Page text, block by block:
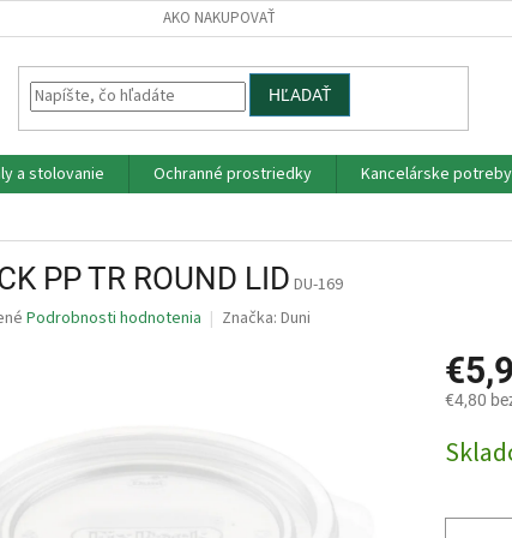
AKO NAKUPOVAŤ
HĽADAŤ
a stolovanie Ochranné prostriedky Kancelárske potreby
PP TR ROUND LIDDU-169
Podrobnosti hodnotenia Značka: Duni
€4,80
cena: